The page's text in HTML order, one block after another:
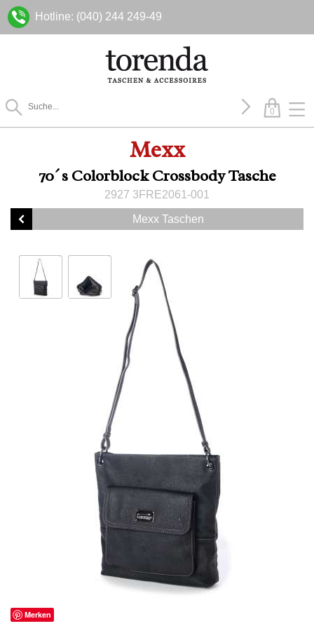
Hotline: (040) 244 249-49
0
Mexx
70´s Colorblock Crossbody Tasche
2927 3FRE2061-001
Mexx Taschen
Merken